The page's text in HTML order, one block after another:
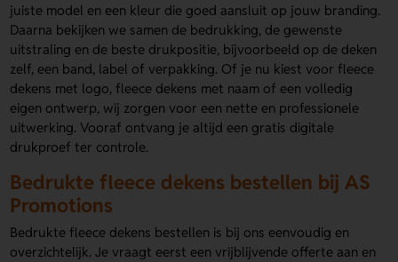
juiste model en een kleur die goed aansluit op jouw branding.
Daarna bekijken we samen de bedrukking, de gewenste
uitstraling en de beste drukpositie, bijvoorbeeld op de deken
zelf, een band, label of verpakking. Of je nu kiest voor fleece
dekens met logo, fleece dekens met naam of een volledig
eigen ontwerp, wij zorgen voor een nette en professionele
uitwerking. Vooraf ontvang je altijd een gratis digitale
drukproef ter controle.
Bedrukte fleece dekens bestellen bij AS
Promotions
Bedrukte fleece dekens bestellen is bij ons eenvoudig en
overzichtelijk. Je vraagt eerst een vrijblijvende offerte aan en